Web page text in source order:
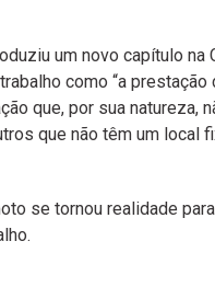
um novo capítulo
como “a
que, por sua
que não têm um local
se tornou realidade